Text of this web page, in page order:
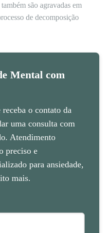
são agravadas em
de decomposição
Mental com
o contato da
uma consulta com
Atendimento
preciso e
para ansiedade,
mais.